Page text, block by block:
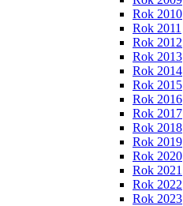
Rok 2010
Rok 2011
Rok 2012
Rok 2013
Rok 2014
Rok 2015
Rok 2016
Rok 2017
Rok 2018
Rok 2019
Rok 2020
Rok 2021
Rok 2022
Rok 2023